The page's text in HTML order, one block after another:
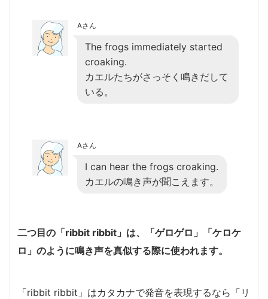
Aさん
The frogs immediately started
croaking.
カエルたちがさっそく鳴きだして
いる。
Aさん
I can hear the frogs croaking.
カエルの鳴き声が聞こえます。
二つ目の「ribbit ribbit」は、「ゲロゲロ」「ケロケ
ロ」のように鳴き声を真似する際に使われます。
「ribbit ribbit」はカタカナで発音を表現するなら「リ